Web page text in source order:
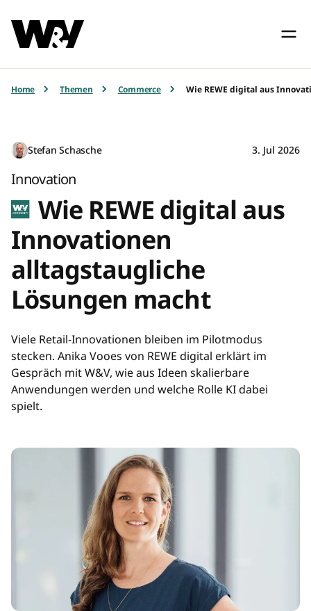
Home Themen Commerce Wie REWE digital aus
Stefan Schasche 3. Jul 2026
Innovation
Wie REWE digital aus
Innovationen
alltagstaugliche
Lösungen macht
Viele Retail-Innovationen bleiben im Pilotmodus
stecken. Anika Vooes von REWE digital erklärt im
Gespräch mit W&V, wie aus Ideen skalierbare
Anwendungen werden und welche Rolle KI dabei
spielt.